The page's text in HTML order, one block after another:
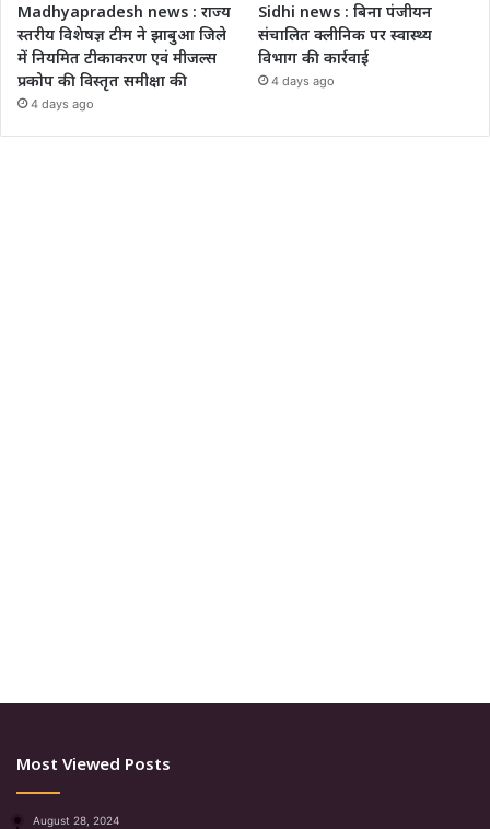
Madhyapradesh news : राज्य
स्तरीय विशेषज्ञ टीम ने झाबुआ जिले
में नियमित टीकाकरण एवं मीजल्स
प्रकोप की विस्तृत समीक्षा की
4 days ago
Sidhi news : बिना पंजीयन
संचालित क्लीनिक पर स्वास्थ्य
विभाग की कार्रवाई
4 days ago
Most Viewed Posts
August 28, 2024